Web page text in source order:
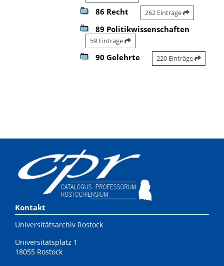
86 Recht 262 Einträge
89 Politikwissenschaften
59 Einträge
90 Gelehrte 220 Einträge
Kontakt
Universitätsarchiv Rostock
Universitätsplatz 1
18055 Rostock